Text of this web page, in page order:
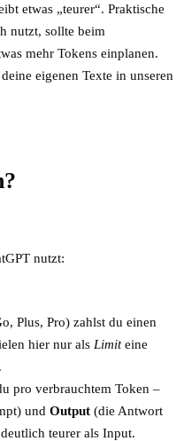
etwas „teurer“. Praktische
nutzt, sollte beim
mehr Tokens einplanen.
eigenen Texte in unseren
nutzt:
Plus, Pro) zahlst du einen
hier nur als Limiteine
pro verbrauchtem Token –
undOutput (die Antwort
teurer als Input.